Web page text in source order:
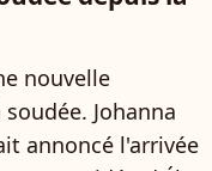
nouvelle
Johanna
annoncé l'arrivée